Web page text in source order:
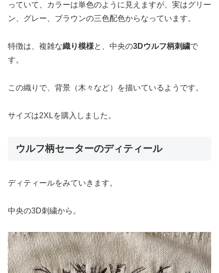
っていて、カラーは単色のように見えますが、実はグリー
ン、グレー、ブラウンの三色配色からなっています。
特徴は、複雑な織り模様と、中央の3Dウルフ柄刺繍で
す。
この織りで、背景（木々など）を描いているようです。
サイズは2XLを購入しました。
ウルフ柄セーターのディティール
ディティールをみていきます。
中央の3D刺繍から。